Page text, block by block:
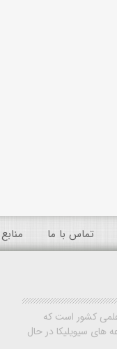
تماس با ما منابع
کشور است که
های سیویلیکا در حال